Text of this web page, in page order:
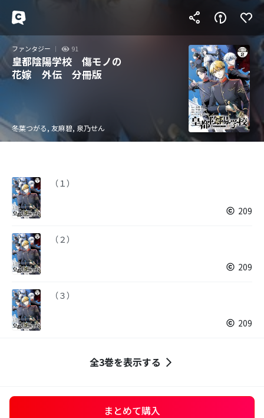
ファンタジー 91
皇都陰陽学校 傷モノの
花嫁 外伝 分冊版
冬葉つがる, 友麻碧, 泉乃せん
（１）
209
（２）
209
（３）
209
全3巻を表示する
まとめて購入